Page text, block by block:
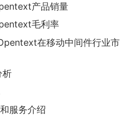
产品销量
毛利率
在移动中间件行业市
析
服务介绍